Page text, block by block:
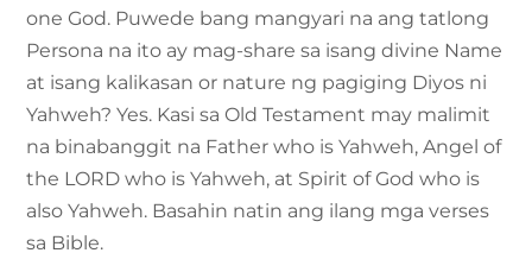
one God. Puwede bang mangyari na ang tatlong
Persona na ito ay mag-share sa isang divine Name
at isang kalikasan or nature ng pagiging Diyos ni
Yahweh? Yes. Kasi sa Old Testament may malimit
na binabanggit na Father who is Yahweh, Angel of
the LORD who is Yahweh, at Spirit of God who is
also Yahweh. Basahin natin ang ilang mga verses
sa Bible.